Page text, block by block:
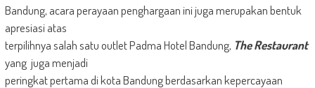
Bandung, acara perayaan penghargaan ini juga merupakan bentuk
apresiasi atas
terpilihnya salah satu outlet Padma Hotel Bandung, The Restaurant
yang juga menjadi
peringkat pertama di kota Bandung berdasarkan kepercayaan